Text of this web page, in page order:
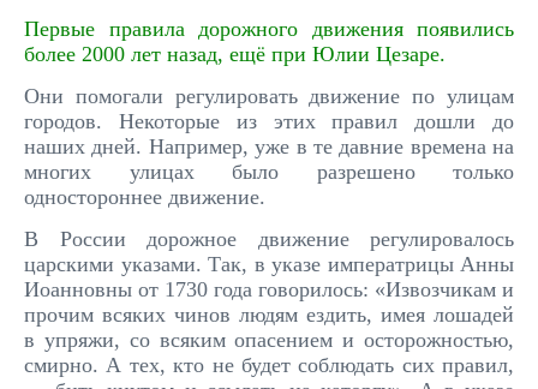
Первые правила дорожного движения появились
более 2000 лет назад, ещё при Юлии Цезаре.
Они помогали регулировать движение по улицам
городов. Некоторые из этих правил дошли до
наших дней. Например, уже в те давние времена на
многих улицах было разрешено только
одностороннее движение.
В России дорожное движение регулировалось
царскими указами. Так, в указе императрицы Анны
Иоанновны от 1730 года говорилось: «Извозчикам и
прочим всяких чинов людям ездить, имея лошадей
в упряжи, со всяким опасением и осторожностью,
смирно. А тех, кто не будет соблюдать сих правил,